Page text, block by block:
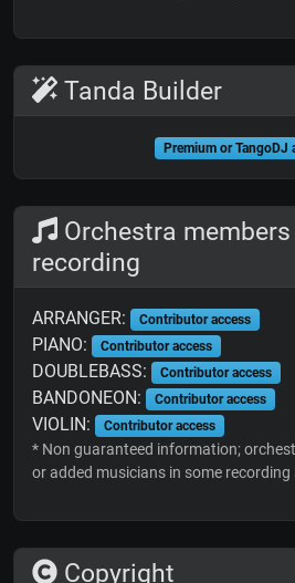
Tanda Builder
Premium or TangoDJ
Orchestra
recording
ARRANGER: Contributor access
PIANO: Contributor access
DOUBLEBASS: Contributor access
BANDONEON: Contributor access
VIOLIN: Contributor access
* Non guaranteed information;
or added musicians in some recording
Copyright